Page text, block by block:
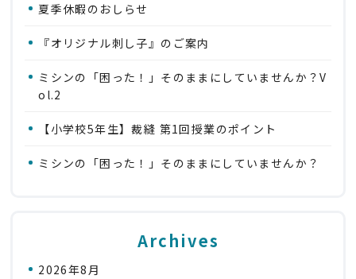
夏季休暇のおしらせ
『オリジナル刺し子』のご案内
ミシンの「困った！」そのままにしていませんか？V
ol.2
【小学校5年生】裁縫 第1回授業のポイント
ミシンの「困った！」そのままにしていませんか？
Archives
2026年8月